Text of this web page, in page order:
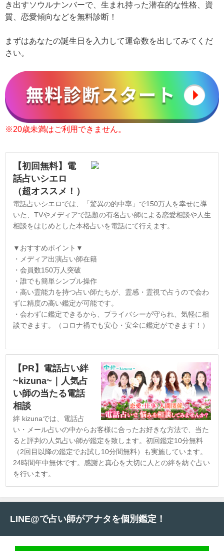
き出すソウルナンバーで、生まれ持った潜在的な性格、資
質、恋愛傾向などを無料診断！
まずはあなたの誕生日を入力して運命数を出してみてくだ
さい。
※20歳未満はご利用できません。
【初回無料】電
話占いシエロ
（超オススメ！）
電話占いシエロでは、「驚異の的中率」で150万人を幸せに導
いた、TVやメディアで話題の有名占い師による恋愛相談や人生
相談をはじめとした本格占いを電話にて行えます。
▼おすすめポイント▼
・メディア出演占い師在籍
・会員数150万人突破
・誰でも簡単シンプル操作
・高い霊能力を持つ占い師たちが、霊感・霊視で占うので会わ
ずに精度の高い鑑定が可能です。
・会わずに鑑定できるから、プライバシーが守られ、気軽に相
談できます。（コロナ禍でも安心・安全に鑑定ができます！）
【PR】電話占い絆
~kizuna~｜人気占
い師の当たる電話
相談
絆 kizunaでは、電話占
い・メール占いの中からお客様に合ったお好きな方法で、当た
ると評判の人気占い師が鑑定を致します。初回鑑定10分無料
（2回目以降の鑑定でお試し10分間無料）も実施しています。
24時間年中無休です。感謝と真心を大切に人との絆を紡ぐ占い
を行います。
LINE@で占い師がアナタを個別鑑定！